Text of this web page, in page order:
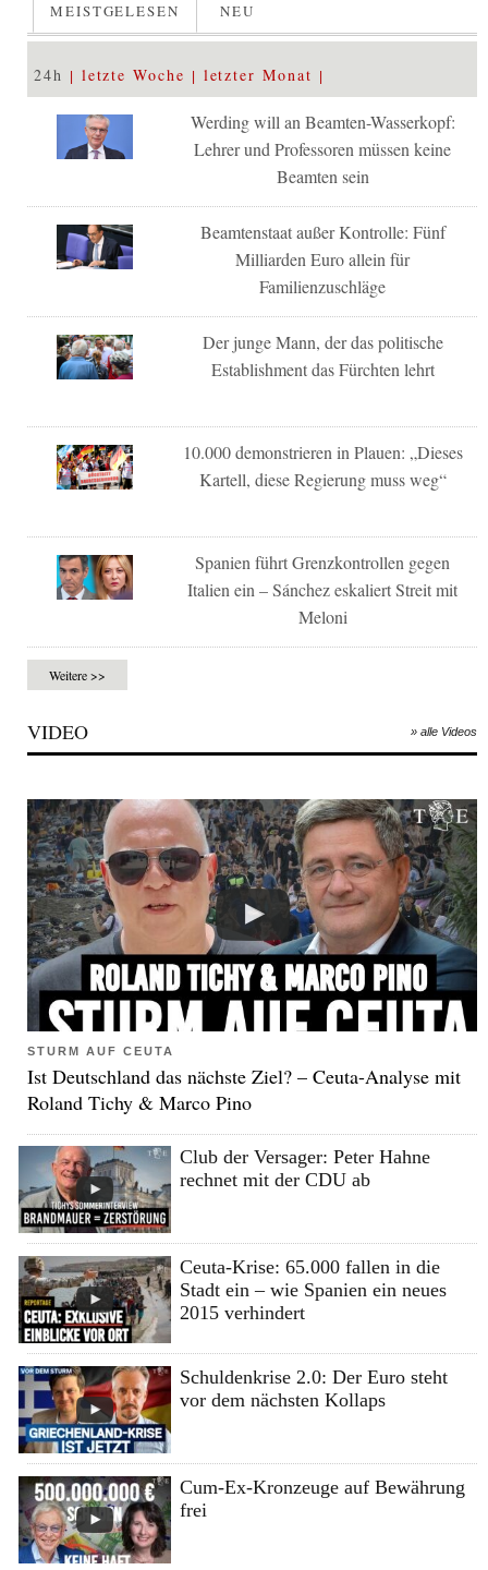
MEISTGELESEN NEU
24h letzte Woche letzter Monat
Werding will an Beamten-Wasserkopf:
Lehrer und Professoren müssen keine
Beamten sein
Beamtenstaat außer Kontrolle: Fünf
Milliarden Euro allein für
Familienzuschläge
Der junge Mann, der das politische
Establishment das Fürchten lehrt
10.000 demonstrieren in Plauen: „Dieses
Kartell, diese Regierung muss weg“
Spanien führt Grenzkontrollen gegen
Italien ein – Sánchez eskaliert Streit mit
Meloni
Weitere >>
VIDEO » alle Videos
STURM AUF CEUTA
Ist Deutschland das nächste Ziel? – Ceuta-Analyse mit
Roland Tichy & Marco Pino
Club der Versager: Peter Hahne
rechnet mit der CDU ab
Ceuta-Krise: 65.000 fallen in die
Stadt ein – wie Spanien ein neues
2015 verhindert
Schuldenkrise 2.0: Der Euro steht
vor dem nächsten Kollaps
Cum-Ex-Kronzeuge auf Bewährung
frei